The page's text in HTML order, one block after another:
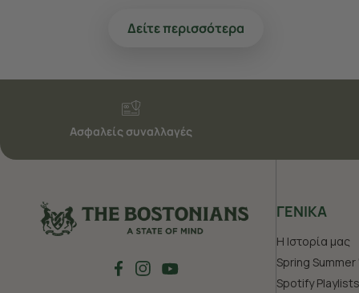
Δείτε περισσότερα
Ασφαλείς συναλλαγές
ΓΕΝΙΚΑ
Η Ιστορία μας
Spring
Spotify